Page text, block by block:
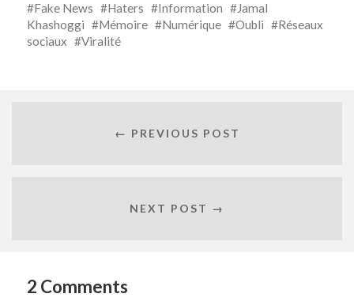
Fake News
Haters Information
Jamal
Khashoggi
Mémoire Numérique Oubli
Réseaux
sociaux
Viralité
← PREVIOUS POST
NEXT POST →
2 Comments